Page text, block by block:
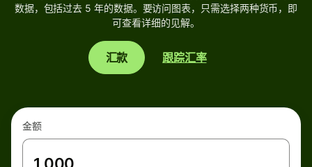
数据，包括过去 5 年的数据。要访问图表，只需选择两种货币，即
可查看详细的见解。
汇款 跟踪汇率
金额